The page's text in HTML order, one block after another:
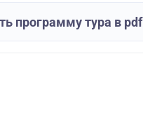
программу тура в pdf